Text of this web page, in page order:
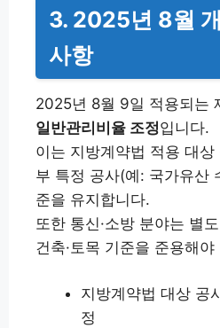
3. 2025년 8월
사항
2025년 8월 9일 적용되는
일반관리비율 조정입니다.
이는 지방계약법 적용 대
부 특정 공사(예: 국가유산
준을 유지합니다.
또한 통신·소방 분야는 별
건축·토목 기준을 준용해야
지방계약법 대상 공
정